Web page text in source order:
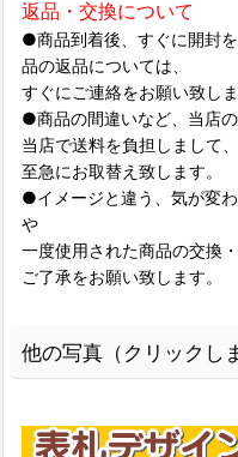
返品・交換について
●商品到着後、すぐに開封
品の返品については、
すぐにご連絡をお願い致しま
●商品の間違いなど、当店
当店で送料を負担しまして、
至急にお取替え致します。
●イメージと違う、気が変
や
一度使用された商品の交換
ご了承をお願い致します。
他の写真（クリックし